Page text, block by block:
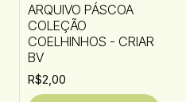
ARQUIVO PÁSCOA
COLEÇÃO
COELHINHOS - CRIAR
BV
R$2,00